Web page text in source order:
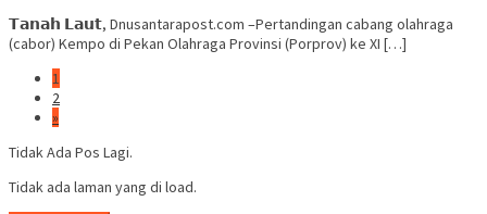
𝗧𝗮𝗻𝗮𝗵 𝗟𝗮𝘂𝘁, Dnusantarapost.com –Pertandingan cabang olahraga
(cabor) Kempo di Pekan Olahraga Provinsi (Porprov) ke XI […]
1
2
»
Tidak Ada Pos Lagi.
Tidak ada laman yang di load.